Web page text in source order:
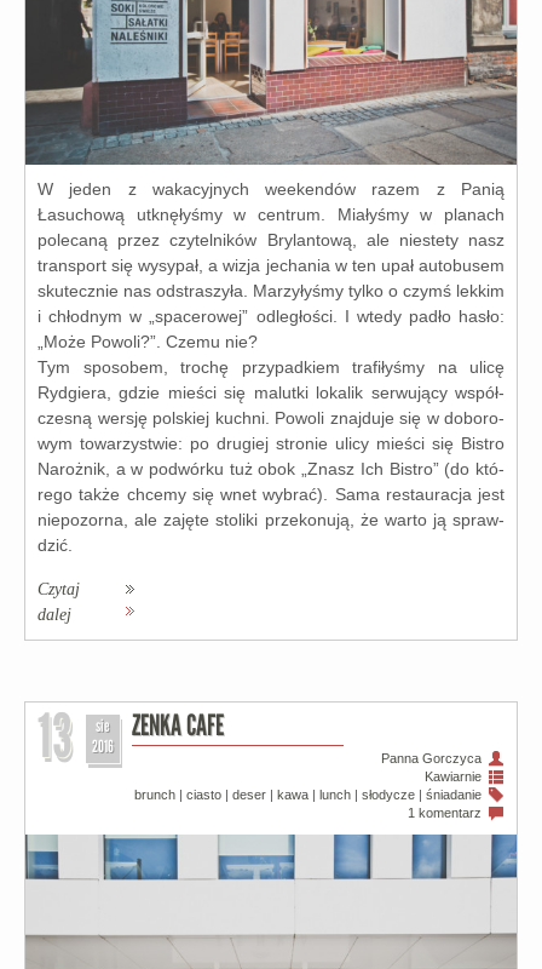
W jeden z waka­cyj­nych week­en­dów razem z Panią
Łasuchową utknę­ły­śmy w cen­trum. Miałyśmy w pla­nach
pole­ca­ną przez czy­tel­ni­ków Brylantową, ale nie­ste­ty nasz
trans­port się wysy­pał, a wizja jecha­nia w ten upał auto­bu­sem
sku­tecz­nie nas odstra­szy­ła. Marzyłyśmy tyl­ko o czymś lek­kim
i chłod­nym w „spa­ce­ro­wej” odle­gło­ści. I wte­dy padło hasło:
„Może Powoli?”. Czemu nie?
Tym spo­so­bem, tro­chę przy­pad­kiem tra­fi­ły­śmy na uli­cę
Rydgiera, gdzie mie­ści się malut­ki loka­lik ser­wu­ją­cy współ­
cze­sną wer­sję pol­skiej kuch­ni. Powoli znaj­du­je się w dobo­ro­
wym towa­rzy­stwie: po dru­giej stro­nie uli­cy mie­ści się Bistro
Narożnik, a w podwór­ku tuż obok „Znasz Ich Bistro” (do któ­
re­go tak­że chce­my się wnet wybrać). Sama restau­ra­cja jest
nie­po­zor­na, ale zaję­te sto­li­ki prze­ko­nu­ją, że war­to ją spraw­
dzić.
Czytaj
dalej
13
sie
2016
ZENKA CAFE
Panna Gorczyca
Kawiarnie
brunch | ciasto | deser | kawa | lunch | słodycze | śniadanie
1 komentarz